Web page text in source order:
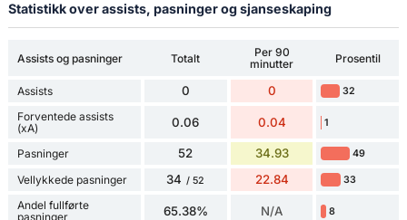
Statistikk over assists, pasninger og sjanseskaping
Assists og pasninger Totalt
Per 90
minutter
Prosentil
Assists 0 0 32
Forventede assists
(xA)
0.06 0.04 1
Pasninger 52 34.93 49
Vellykkede pasninger 34 / 52 22.84 33
Andel fullførte
pasninger
65.38% N/A 8